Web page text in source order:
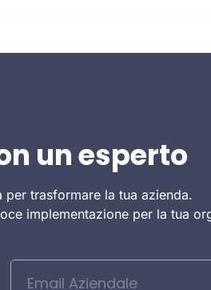
un esperto
trasformare la tua azienda.
implementazione per la tua